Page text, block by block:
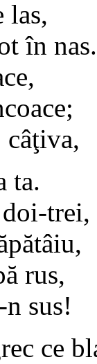
las,
în nas.
câţiva,
ta.
trei,
rus,
sus!
ce